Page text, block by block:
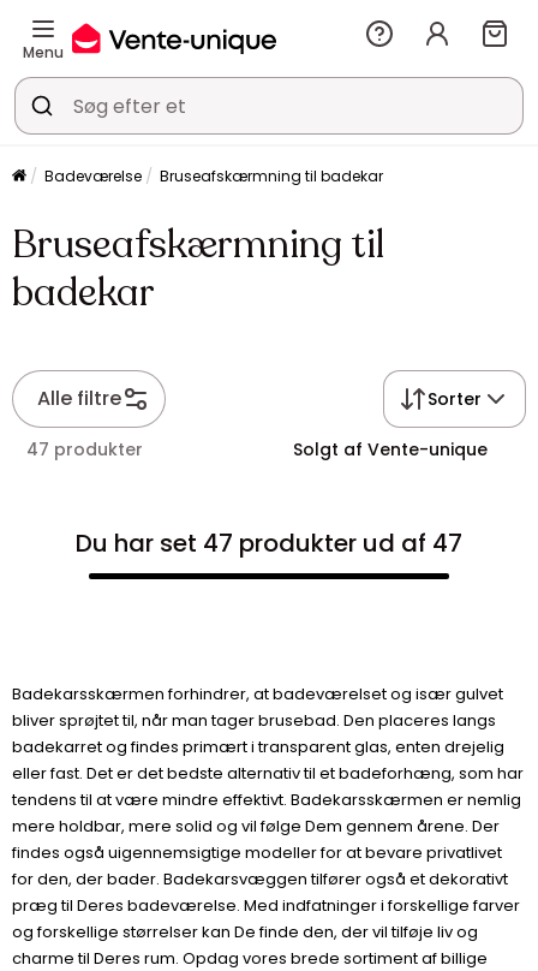
Menu
Badeværelse Bruseafskærmning til badekar
Bruseafskærmning til
badekar
Alle filtre Sorter
47 produkter Solgt af Vente-unique
Du har set 47 produkter ud af 47
Badekarsskærmen forhindrer, at badeværelset og især gulvet
bliver sprøjtet til, når man tager brusebad. Den placeres langs
badekarret og findes primært i transparent glas, enten drejelig
eller fast. Det er det bedste alternativ til et badeforhæng, som har
tendens til at være mindre effektivt. Badekarsskærmen er nemlig
mere holdbar, mere solid og vil følge Dem gennem årene. Der
findes også uigennemsigtige modeller for at bevare privatlivet
for den, der bader. Badekarsvæggen tilfører også et dekorativt
præg til Deres badeværelse. Med indfatninger i forskellige farver
og forskellige størrelser kan De finde den, der vil tilføje liv og
charme til Deres rum. Opdag vores brede sortiment af billige